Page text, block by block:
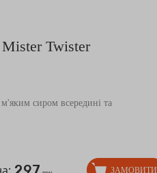
Mister Twister
сиром всередині та
ЗАМОВИТИ